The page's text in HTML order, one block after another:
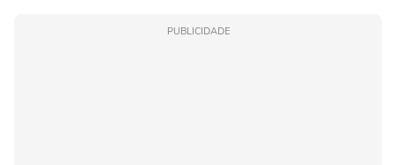
PUBLICIDADE